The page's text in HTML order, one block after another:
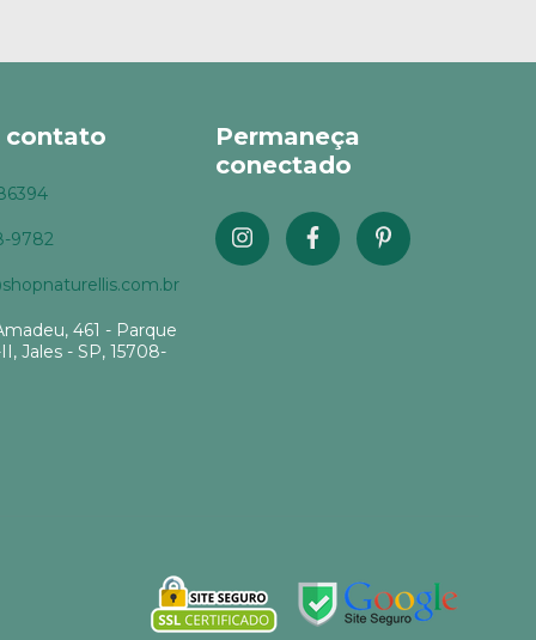
contato
9782
461 - Parque
Jales - SP, 15708-
Permaneça
conectado